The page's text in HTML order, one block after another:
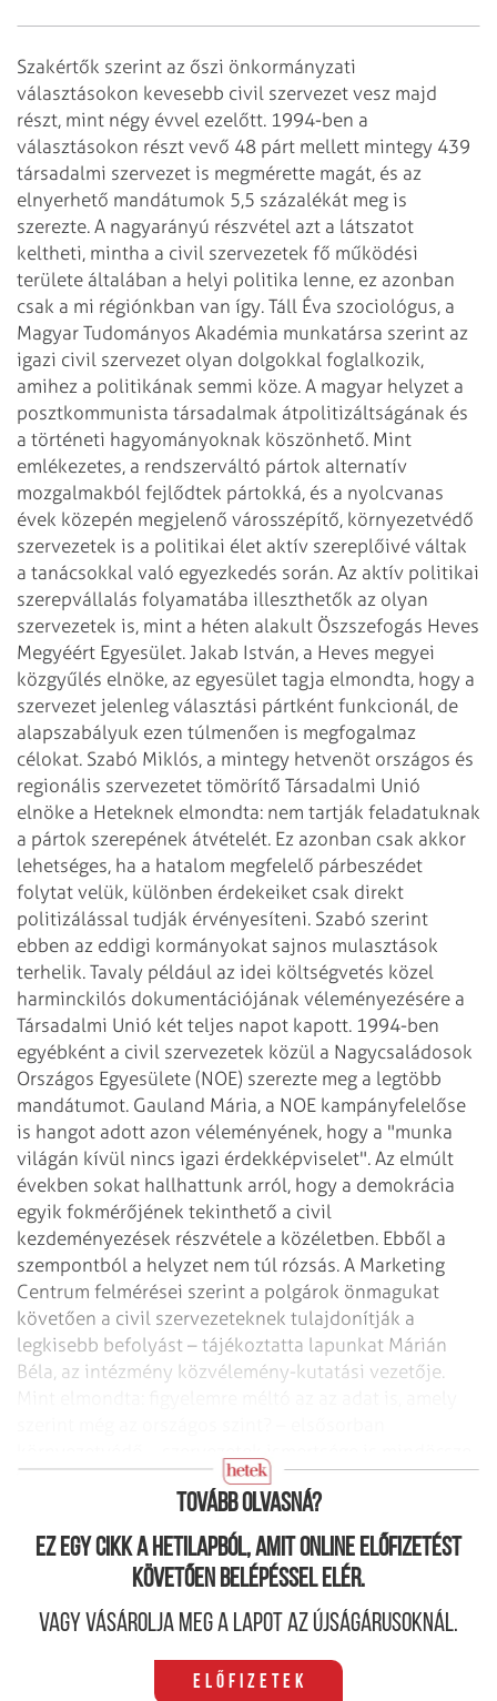
Szakértők szerint az őszi önkormányzati
választásokon kevesebb civil szervezet vesz majd
részt, mint négy évvel ezelőtt. 1994-ben a
választásokon részt vevő 48 párt mellett mintegy 439
társadalmi szervezet is megmérette magát, és az
elnyerhető mandátumok 5,5 százalékát meg is
szerezte. A nagyarányú részvétel azt a látszatot
keltheti, mintha a civil szervezetek fő működési
területe általában a helyi politika lenne, ez azonban
csak a mi régiónkban van így. Táll Éva szociológus, a
Magyar Tudományos Akadémia munkatársa szerint az
igazi civil szervezet olyan dolgokkal foglalkozik,
amihez a politikának semmi köze. A magyar helyzet a
posztkommunista társadalmak átpolitizáltságának és
a történeti hagyományoknak köszönhető. Mint
emlékezetes, a rendszerváltó pártok alternatív
mozgalmakból fejlődtek pártokká, és a nyolcvanas
évek közepén megjelenő városszépítő, környezetvédő
szervezetek is a politikai élet aktív szereplőivé váltak
a tanácsokkal való egyezkedés során. Az aktív politikai
szerepvállalás folyamatába illeszthetők az olyan
szervezetek is, mint a héten alakult Öszszefogás Heves
Megyéért Egyesület. Jakab István, a Heves megyei
közgyűlés elnöke, az egyesület tagja elmondta, hogy a
szervezet jelenleg választási pártként funkcionál, de
alapszabályuk ezen túlmenően is megfogalmaz
célokat. Szabó Miklós, a mintegy hetvenöt országos és
regionális szervezetet tömörítő Társadalmi Unió
elnöke a Heteknek elmondta: nem tartják feladatuknak
a pártok szerepének átvételét. Ez azonban csak akkor
lehetséges, ha a hatalom megfelelő párbeszédet
folytat velük, különben érdekeiket csak direkt
politizálással tudják érvényesíteni. Szabó szerint
ebben az eddigi kormányokat sajnos mulasztások
terhelik. Tavaly például az idei költségvetés közel
harminckilós dokumentációjának véleményezésére a
Társadalmi Unió két teljes napot kapott. 1994-ben
egyébként a civil szervezetek közül a Nagycsaládosok
Országos Egyesülete (NOE) szerezte meg a legtöbb
mandátumot. Gauland Mária, a NOE kampányfelelőse
is hangot adott azon véleményének, hogy a "munka
világán kívül nincs igazi érdekképviselet". Az elmúlt
években sokat hallhattunk arról, hogy a demokrácia
egyik fokmérőjének tekinthető a civil
kezdeményezések részvétele a közéletben. Ebből a
szempontból a helyzet nem túl rózsás. A Marketing
Centrum felmérései szerint a polgárok önmagukat
követően a civil szervezeteknek tulajdonítják a
legkisebb befolyást – tájékoztatta lapunkat Márián
Béla, az intézmény közvélemény-kutatási vezetője.
harmincszázalék körül mozog.
Tovább olvasná?
Ez egy cikk a hetilapból, amit online előfizetést
követően belépéssel elér.
Vagy vásárolja meg a lapot az újságárusoknál.
Előfizetek